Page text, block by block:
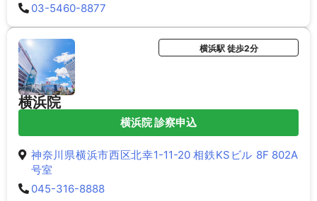
03-5460-8877
横浜院
横浜駅 徒歩2分
横浜院 診察申込
神奈川県横浜市西区北幸1-11-20 相鉄KSビル 8F 802A
号室
045-316-8888